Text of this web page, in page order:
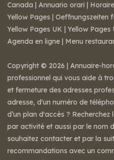
Canada | Annuario orari |
Yellow Pages | Oeffnungszeiten
Yellow Pages UK | Yellow Pages
Agenda en ligne | Menu
Copyright © 2026 | Annuaire-
professionnel qui vous aide à
et fermeture des adresses
adresse, d'un numéro de
d’un plan d'accès ?
par activité et aussi par le nom
souhaitez contacter et par la
recommandations avec un